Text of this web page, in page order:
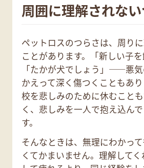
周囲に理解されな
ペットロスのつらさは、周り
ことがあります。「新しい子を
「たかが犬でしょう」——悪気
かえって深く傷つくこともあ
校を悲しみのために休むこと
く、悲しみを一人で抱え込ん
す。
そんなときは、無理にわかっ
くてかまいません。理解して